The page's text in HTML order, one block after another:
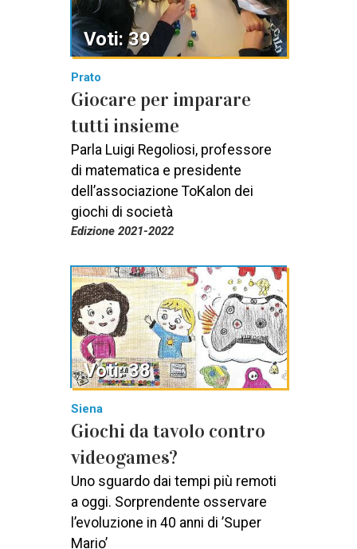
Prato
Giocare per imparare
tutti insieme
Parla Luigi Regoliosi, professore
di matematica e presidente
dell’associazione ToKalon dei
giochi di società
Edizione 2021-2022
Voti: 39
Siena
Giochi da tavolo contro
videogames?
Uno sguardo dai tempi più remoti
a oggi. Sorprendente osservare
l’evoluzione in 40 anni di ’Super
Mario’
Voti: 38